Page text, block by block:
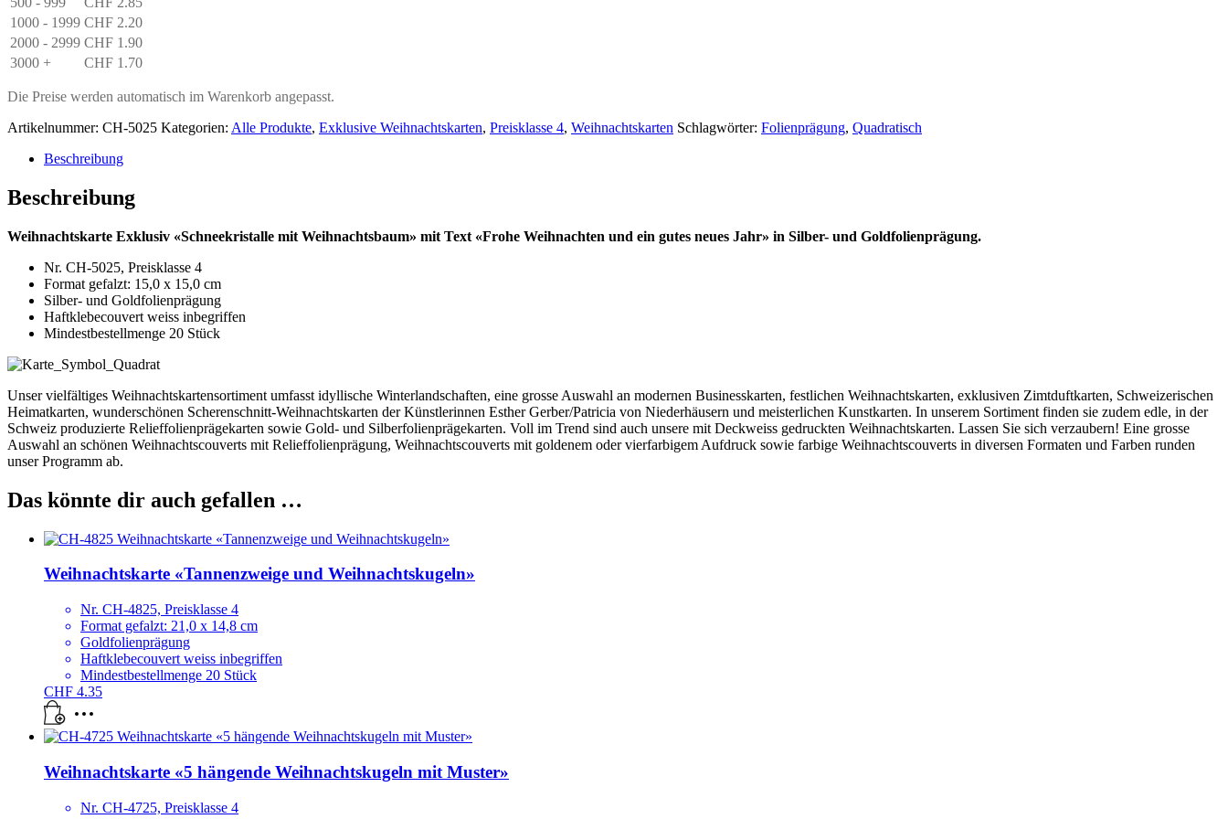
1000 - 1999 CHF 2.20
2000 - 2999 CHF 1.90
3000 +
CHF 1.70
Die Preise werden automatisch im Warenkorb angepasst.
Artikelnummer: CH-5025 Kategorien: Alle Produkte, Exklusive Weihnachtskarten, Preisklasse 4, Weihnachtskarten Schlagwörter: Folienprägung, Quadratisch
Beschreibung
Beschreibung
Weihnachtskarte Exklusiv «Schneekristalle mit Weihnachtsbaum» mit Text «Frohe Weihnachten und ein gutes neues Jahr» in Silber- und Goldfolienprägung.
Nr. CH-5025, Preisklasse 4
Format gefalzt: 15,0 x 15,0 cm
Silber- und Goldfolienprägung
Haftklebecouvert weiss inbegriffen
Mindestbestellmenge 20 Stück
Unser vielfältiges Weihnachtskartensortiment umfasst idyllische Winterlandschaften, eine grosse Auswahl an modernen Businesskarten, festlichen Weihnachtskarten, exklusiven Zimtduftkarten, Schweizerischen
Heimatkarten, wunderschönen Scherenschnitt-Weihnachtskarten der Künstlerinnen Esther Gerber/Patricia von Niederhäusern und meisterlichen Kunstkarten. In unserem Sortiment finden sie zudem edle, in der
Schweiz produzierte Relieffolienprägekarten sowie Gold- und Silberfolienprägekarten. Voll im Trend sind auch unsere mit Deckweiss gedruckten Weihnachtskarten. Lassen Sie sich verzaubern! Eine grosse
Auswahl an schönen Weihnachtscouverts mit Relieffolienprägung, Weihnachtscouverts mit goldenem oder vierfarbigem Aufdruck sowie farbige Weihnachtscouverts in diversen Formaten und Farben runden
unser Programm ab.
Das könnte dir auch gefallen …
Weihnachtskarte «Tannenzweige und Weihnachtskugeln»
Nr. CH-4825, Preisklasse 4
Format gefalzt: 21,0 x 14,8 cm
Goldfolienprägung
Haftklebecouvert weiss inbegriffen
Mindestbestellmenge 20 Stück
CHF 4.35
Weihnachtskarte «5 hängende Weihnachtskugeln mit Muster»
Nr. CH-4725, Preisklasse 4